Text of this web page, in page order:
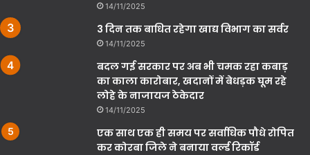
14/11/2025
3 दिन तक बाधित रहेगा खाद्य विभाग का सर्वर
14/11/2025
बदल गई सरकार पर अब भी चमक रहा कबाड़
का काला कारोबार, खदानों में बेधड़क घूम रहे
लोहे के नाजायज ठेकेदार
14/11/2025
एक साथ एक ही समय पर सर्वाधिक पौधे रोपित
कर कोरबा जिले ने बनाया वर्ल्ड रिकॉर्ड